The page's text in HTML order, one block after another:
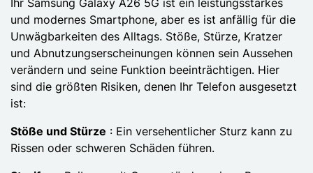
und modernes Smartphone, aber es ist anfällig für die
Unwägbarkeiten des Alltags. Stöße, Stürze, Kratzer
und Abnutzungserscheinungen können sein Aussehen
verändern und seine Funktion beeinträchtigen. Hier
sind die größten Risiken, denen Ihr Telefon ausgesetzt
ist:
Stöße und Stürze : Ein versehentlicher Sturz kann zu
Rissen oder schweren Schäden führen.